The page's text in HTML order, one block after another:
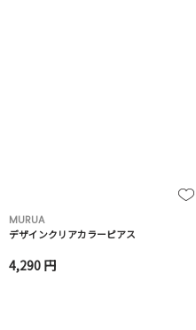
MURUA
デザインクリアカラーピアス
4,290 円